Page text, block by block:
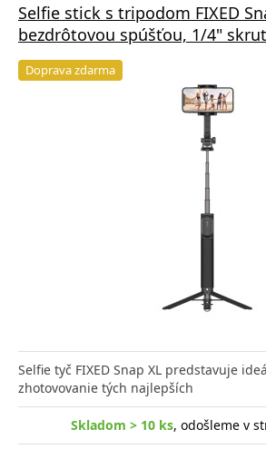
Selfie stick s tripodom FIXED
bezdrôtovou spúšťou, 1/4"
Doprava zdarma
Selfie tyč FIXED Snap XL predstavuje
zhotovovanie tých najlepších
Skladom > 10 ks, odošleme v